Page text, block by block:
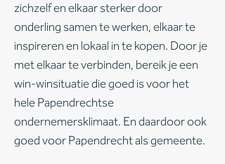
zichzelf en elkaar sterker door
onderling samen te werken, elkaar te
inspireren en lokaal in te kopen. Door je
met elkaar te verbinden, bereik je een
win-winsituatie die goed is voor het
hele Papendrechtse
ondernemersklimaat. En daardoor ook
goed voor Papendrecht als gemeente.